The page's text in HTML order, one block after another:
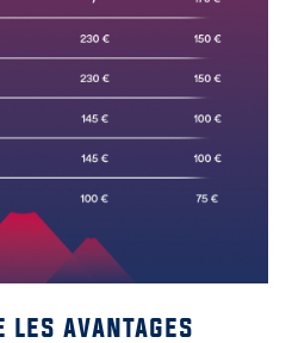
les avantages